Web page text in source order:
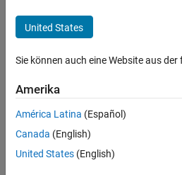
United States
Sie können auch eine Website aus
Amerika
América Latina (Español)
Canada (English)
United States (English)